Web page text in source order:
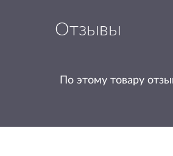
Отзывы
По этому товару